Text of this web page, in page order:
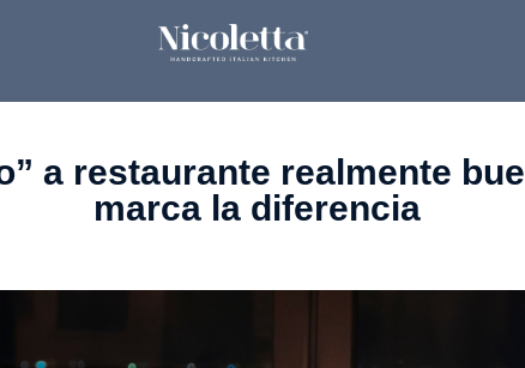
a restaurante realmente
marca la diferencia